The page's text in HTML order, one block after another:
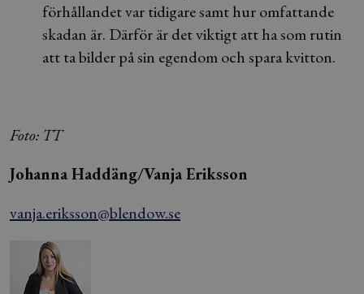
förhållandet var tidigare samt hur omfattande
skadan är. Därför är det viktigt att ha som rutin
att ta bilder på sin egendom och spara kvitton.
Foto: TT
Johanna Haddäng/Vanja Eriksson
vanja.eriksson@blendow.se